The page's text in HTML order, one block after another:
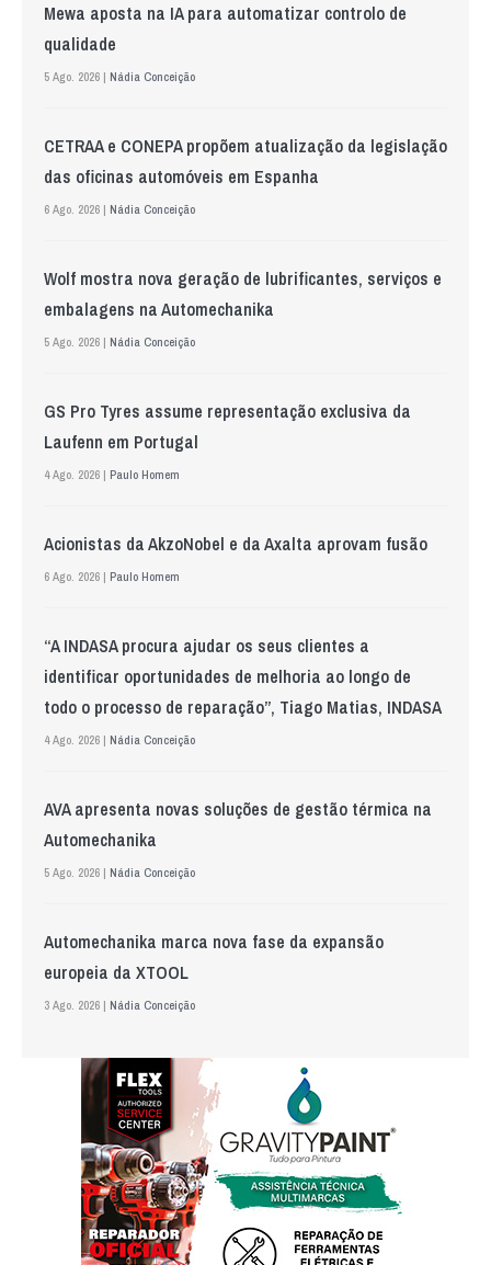
Mewa aposta na IA para automatizar controlo de
qualidade
5 Ago. 2026 | Nádia Conceição
CETRAA e CONEPA propõem atualização da legislação
das oficinas automóveis em Espanha
6 Ago. 2026 | Nádia Conceição
Wolf mostra nova geração de lubrificantes, serviços e
embalagens na Automechanika
5 Ago. 2026 | Nádia Conceição
GS Pro Tyres assume representação exclusiva da
Laufenn em Portugal
4 Ago. 2026 | Paulo Homem
Acionistas da AkzoNobel e da Axalta aprovam fusão
6 Ago. 2026 | Paulo Homem
“A INDASA procura ajudar os seus clientes a
identificar oportunidades de melhoria ao longo de
todo o processo de reparação”, Tiago Matias, INDASA
4 Ago. 2026 | Nádia Conceição
AVA apresenta novas soluções de gestão térmica na
Automechanika
5 Ago. 2026 | Nádia Conceição
Automechanika marca nova fase da expansão
europeia da XTOOL
3 Ago. 2026 | Nádia Conceição